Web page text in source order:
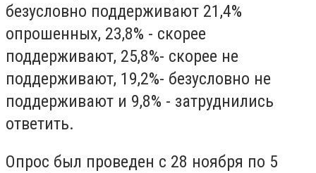
безусловно поддерживают 21,4%
опрошенных, 23,8% - скорее
поддерживают, 25,8%- скорее не
поддерживают, 19,2%- безусловно не
поддерживают и 9,8% - затруднились
ответить.
Опрос был проведен с 28 ноября по 5